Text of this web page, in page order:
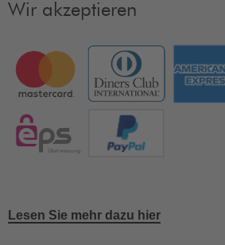
Wir akzeptieren
Lesen Sie mehr dazu hier